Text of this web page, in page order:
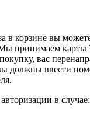
в корзине вы
принимаем карты
вас
должны ввести
в случае: